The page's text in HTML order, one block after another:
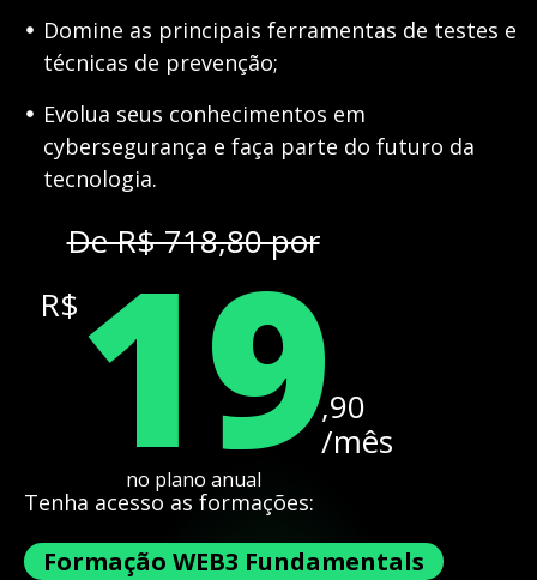
Domine as principais ferramentas de testes e
técnicas de prevenção;
Evolua seus conhecimentos em
cybersegurança e faça parte do futuro da
tecnologia.
De R$ 718,80 por
R$ 19,90
/mês
no plano anual
Tenha acesso as formações:
Formação WEB3 Fundamentals